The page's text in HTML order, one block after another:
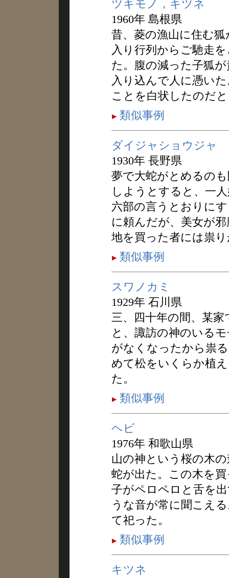
ツキモノ，キツネ
1960年 島根県
昔、菱の漁山に住む
入り行列からご馳走
た。腹の減った子狐
入り込んで人に憑い
ことを白状したのだ
類似事例
ダイジャショウジャ
1930年 長野県
夢で大蛇がとめるの
しようとすると、一
六部の言うとおりに
に頼んだが、美女が
地を買った者には祟
類似事例
スワノカミ
1929年 石川県
三、四十年の間、某
と、諏訪の神のいる
がなくなったから祟
めて松をいくらか植
た。
類似事例
ヘビ
1976年 和歌山県
山の神という桜の木
蛇が出た。この木を
子がペロペロと舌を
うな音が常に聞こえ
て祀った。
類似事例
キツネ